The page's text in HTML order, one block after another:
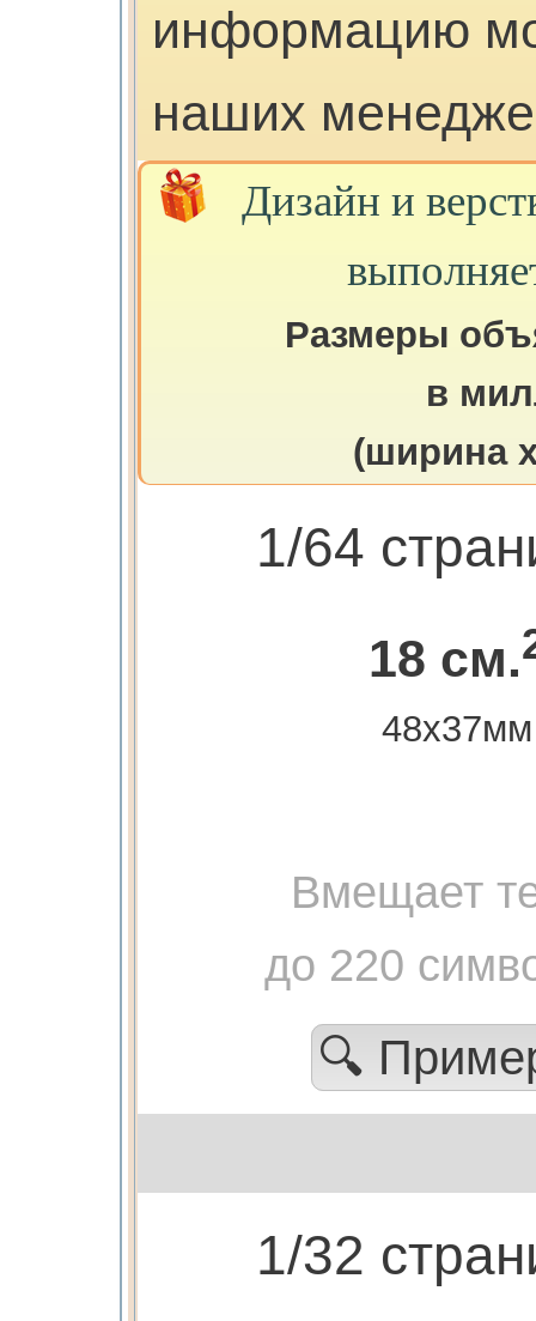
информацию
наших
Дизайн и
Размеры
в
(ширина
1/64
18 см.
48х37мм
Вмещает
до 220
🔍
1/32